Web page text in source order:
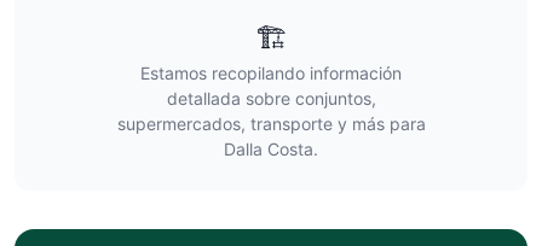
🏗️
Estamos recopilando información
detallada sobre conjuntos,
supermercados, transporte y más para
Dalla Costa.